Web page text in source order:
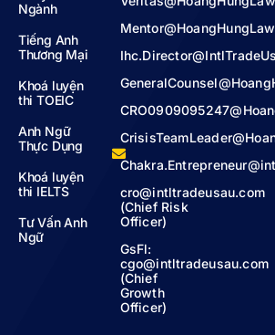
Ngành
Tiếng Anh
Thương Mại
Khoá luyện
thi TOEIC
Anh Ngữ
Thực Dụng
Khoá luyện
thi IELTS
Tư Vấn Anh
Ngữ
cro@intltradeusau.com
(Chief Risk
Officer)
GsFl:
cgo@intltradeusau.com
(Chief
Growth
Officer)